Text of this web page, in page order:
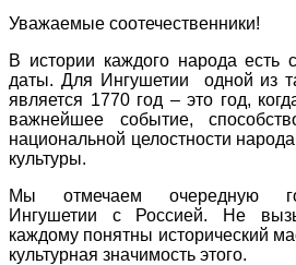
Уважаемые соотечественники!
В истории каждого народа есть
даты. Для Ингушетии одной из
является 1770 год – это год,
важнейшее событие,
национальной целостности
культуры.
Мы отмечаем очередную
Ингушетии с Россией. Не
каждому понятны исторический
культурная значимость этого.